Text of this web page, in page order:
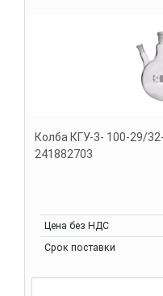
Колба КГУ-3- 100-29/
241882703
Цена без НДС
Срок поставки